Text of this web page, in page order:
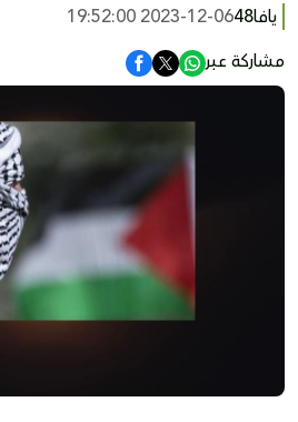
يافا48
2023-12-06 19:52:00
مشاركة عبر